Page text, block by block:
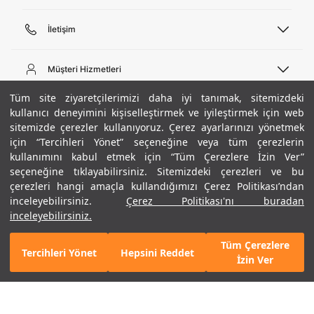
Tüm site ziyaretçilerimizi daha iyi tanımak, sitemizdeki
kullanıcı deneyimini kişiselleştirmek ve iyileştirmek için web
sitemizde çerezler kullanıyoruz. Çerez ayarlarınızı yönetmek
için “Tercihleri Yönet” seçeneğine veya tüm çerezlerin
kullanımını kabul etmek için “Tüm Çerezlere İzin Ver”
seçeneğine tıklayabilirsiniz. Sitemizdeki çerezleri ve bu
çerezleri hangi amaçla kullandığımızı Çerez Politikası’ndan
inceleyebilirsiniz.
Çerez Politikası'nı buradan
inceleyebilirsiniz.
Tercihleri Yönet Hepsini Reddet
Tüm Çerezlere
İzin Ver
Mavi
+ 4 Renk
GELINCE HABER VER
İletişim
444 02 00
Pazartesi - Cuma 09:00 - 18:00
E-posta
bilgi@underarmour.com
Müşteri Hizmetleri
Sipariş Sorgulama
Bize Ulaşın
Teslimat Bilgileri
İşlem Rehberi
İade ve Değişimler
Sıkça Sorulan Sorular
Beden Rehberi
Site Haritası
Hakkımızda
Ticari Bilgiler
Hükümler ve Koşullar
Gizlilik Politikası
Çerez Politikası
Kariyer
ETBİS
UA Sosyal Medya
Instagram
Facebook
Twitter
Popüler Kategoriler
Erkek Basketbol Ayakkabısı
Çocuk Basketbol Ayakkabısı
Erkek Eşofman
Kadın Tayt